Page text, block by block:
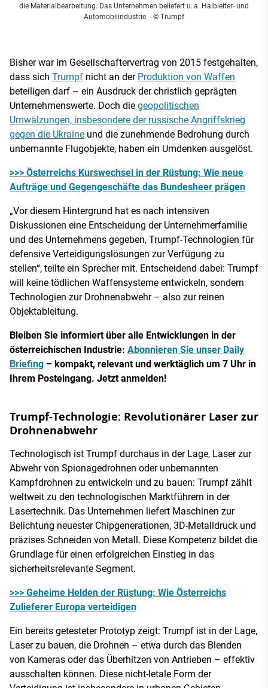
die Materialbearbeitung. Das Unternehmen beliefert u. a. Halbleiter- und
Automobilindustrie. - © Trumpf
Bisher war im Gesellschaftervertrag von 2015 festgehalten,
dass sich Trumpf nicht an der Produktion von Waffen
beteiligen darf – ein Ausdruck der christlich geprägten
Unternehmenswerte. Doch die geopolitischen
Umwälzungen, insbesondere der russische Angriffskrieg
gegen die Ukraine und die zunehmende Bedrohung durch
unbemannte Flugobjekte, haben ein Umdenken ausgelöst.
>>> Österreichs Kurswechsel in der Rüstung: Wie neue
Aufträge und Gegengeschäfte das Bundesheer prägen
„Vor diesem Hintergrund hat es nach intensiven
Diskussionen eine Entscheidung der Unternehmerfamilie
und des Unternehmens gegeben, Trumpf-Technologien für
defensive Verteidigungslösungen zur Verfügung zu
stellen“, teilte ein Sprecher mit. Entscheidend dabei: Trumpf
will keine tödlichen Waffensysteme entwickeln, sondern
Technologien zur Drohnenabwehr – also zur reinen
Objektableitung.
Bleiben Sie informiert über alle Entwicklungen in der
österreichischen Industrie: Abonnieren Sie unser Daily
Briefing – kompakt, relevant und werktäglich um 7 Uhr in
Ihrem Posteingang. Jetzt anmelden!
Trumpf-Technologie: Revolutionärer Laser zur
Drohnenabwehr
Technologisch ist Trumpf durchaus in der Lage, Laser zur
Abwehr von Spionagedrohnen oder unbemannten
Kampfdrohnen zu entwickeln und zu bauen: Trumpf zählt
weltweit zu den technologischen Marktführern in der
Lasertechnik. Das Unternehmen liefert Maschinen zur
Belichtung neuester Chipgenerationen, 3D-Metalldruck und
präzises Schneiden von Metall. Diese Kompetenz bildet die
Grundlage für einen erfolgreichen Einstieg in das
sicherheitsrelevante Segment.
>>> Geheime Helden der Rüstung: Wie Österreichs
Zulieferer Europa verteidigen
Ein bereits getesteter Prototyp zeigt: Trumpf ist in der Lage,
Laser zu bauen, die Drohnen – etwa durch das Blenden
von Kameras oder das Überhitzen von Antrieben – effektiv
ausschalten können. Diese nicht-letale Form der